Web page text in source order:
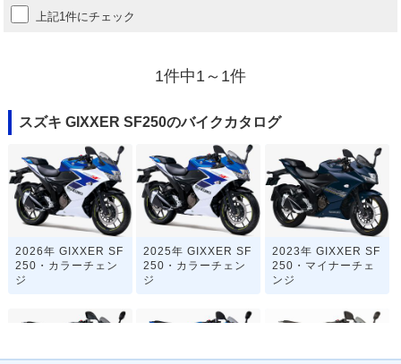
上記1件にチェック
1件中1～1件
スズキ GIXXER SF250のバイクカタログ
2026年 GIXXER SF
250・カラーチェン
ジ
2025年 GIXXER SF
250・カラーチェン
ジ
2023年 GIXXER SF
250・マイナーチェ
ンジ